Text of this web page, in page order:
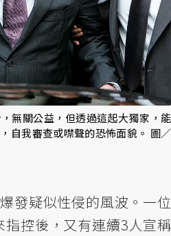
無關公益，但透過這起大獨家，能
自我審查或噤聲的恐怖面貌。 圖／
發疑似性侵的風波。一位
指控後，又有連續3人宣稱